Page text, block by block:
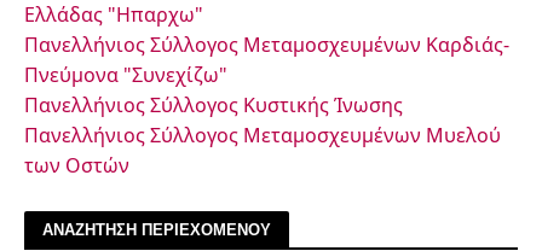
Ελλάδας "Ηπαρχω"
Πανελλήνιος Σύλλογος Μεταμοσχευμένων Καρδιάς-
Πνεύμονα "Συνεχίζω"
Πανελλήνιος Σύλλογος Κυστικής Ίνωσης
Πανελλήνιος Σύλλογος Μεταμοσχευμένων Μυελού
των Οστών
ΑΝΑΖΗΤΗΣΗ ΠΕΡΙΕΧΟΜΕΝΟΥ